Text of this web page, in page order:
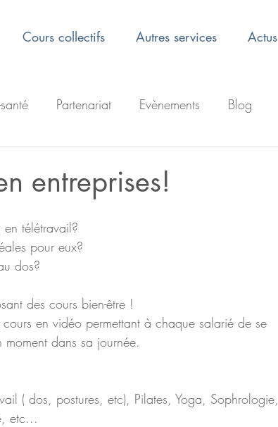
Cours collectifs Autres services Actus
Partenariat Evènements Blog
entreprises!
télétravail?
pour eux?
dos?
des cours bien-être !
en vidéo permettant à chaque salarié de se
dans sa journée.
etc...